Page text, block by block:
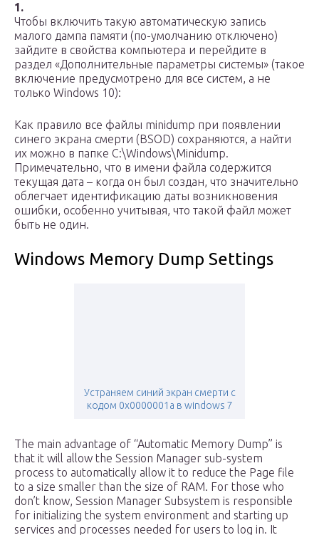
1.
Чтобы включить такую автоматическую запись
малого дампа памяти (по-умолчанию отключено)
зайдите в свойства компьютера и перейдите в
раздел «Дополнительные параметры системы» (такое
включение предусмотрено для все систем, а не
только Windows 10):
Как правило все файлы minidump при появлении
синего экрана смерти (BSOD) сохраняются, а найти
их можно в папке C:\Windows\Minidump.
Примечательно, что в имени файла содержится
текущая дата – когда он был создан, что значительно
облегчает идентификацию даты возникновения
ошибки, особенно учитывая, что такой файл может
быть не один.
Windows Memory Dump Settings
Устраняем синий экран смерти с
кодом 0x0000001a в windows 7
The main advantage of “Automatic Memory Dump” is
that it will allow the Session Manager sub-system
process to automatically allow it to reduce the Page file
to a size smaller than the size of RAM. For those who
don’t know, Session Manager Subsystem is responsible
for initializing the system environment and starting up
services and processes needed for users to log in. It